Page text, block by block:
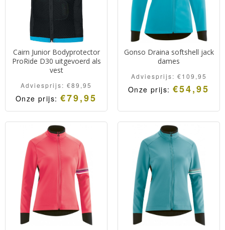
Cairn Junior Bodyprotector
ProRide D30 uitgevoerd als
vest
Adviesprijs: €89,95
Onze prijs: €79,95
Gonso Draina softshell jack
dames
Adviesprijs: €109,95
Onze prijs: €54,95